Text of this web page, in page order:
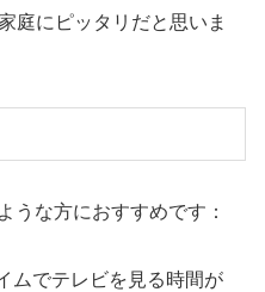
庭にピッタリだと思いま
うな方におすすめです：
ムでテレビを見る時間が